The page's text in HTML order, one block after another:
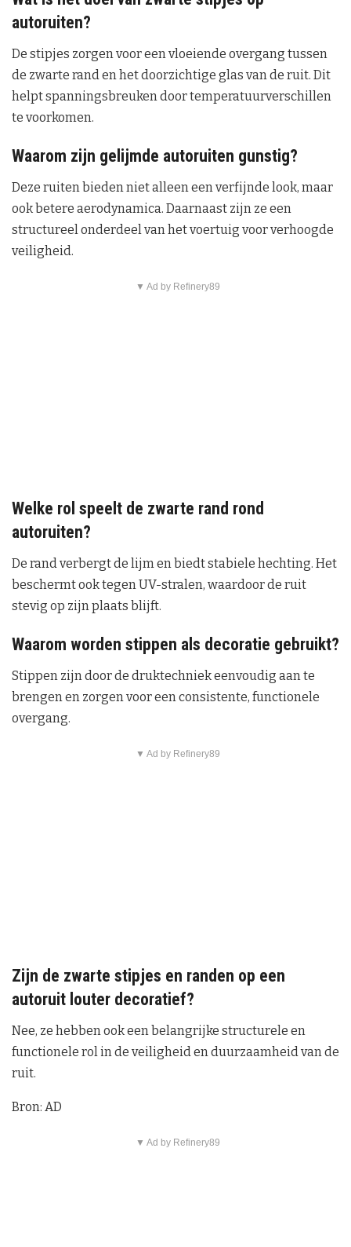
autoruiten?
De stipjes zorgen voor een vloeiende overgang tussen
de zwarte rand en het doorzichtige glas van de ruit. Dit
helpt spanningsbreuken door temperatuurverschillen
te voorkomen.
Waarom zijn gelijmde autoruiten gunstig?
Deze ruiten bieden niet alleen een verfijnde look, maar
ook betere aerodynamica. Daarnaast zijn ze een
structureel onderdeel van het voertuig voor verhoogde
veiligheid.
▼ Ad by Refinery89
Welke rol speelt de zwarte rand rond
autoruiten?
De rand verbergt de lijm en biedt stabiele hechting. Het
beschermt ook tegen UV-stralen, waardoor de ruit
stevig op zijn plaats blijft.
Waarom worden stippen als decoratie gebruikt?
Stippen zijn door de druktechniek eenvoudig aan te
brengen en zorgen voor een consistente, functionele
overgang.
▼ Ad by Refinery89
Zijn de zwarte stipjes en randen op een
autoruit louter decoratief?
Nee, ze hebben ook een belangrijke structurele en
functionele rol in de veiligheid en duurzaamheid van de
ruit.
Bron: AD
▼ Ad by Refinery89